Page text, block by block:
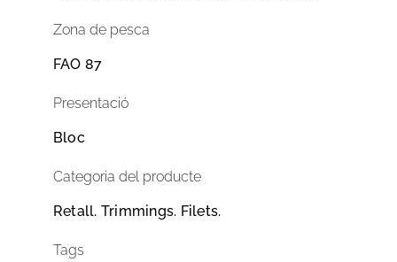
Zona de pesca
FAO 87
Presentació
Bloc
Categoria del producte
Retall. Trimmings. Filets.
Tags